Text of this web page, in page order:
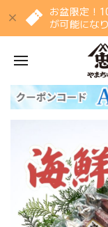
お盆限定！
が可能にな